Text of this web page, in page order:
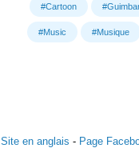
#Cartoon
#Music #Musique
Site en anglais - Page